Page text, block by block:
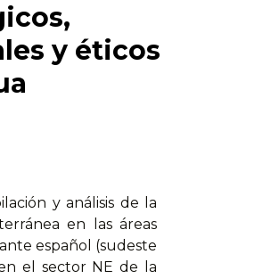
y éticos
y análisis de la
en las áreas
español (sudeste
el sector NE de la